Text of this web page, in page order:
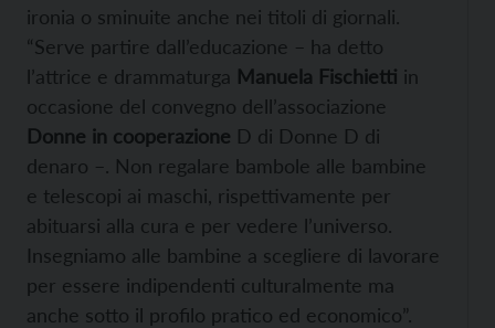
ironia o sminuite anche nei titoli di giornali.
“Serve partire dall’educazione – ha detto
l’attrice e drammaturga Manuela Fischietti in
occasione del convegno dell’associazione
Donne in cooperazione D di Donne D di
denaro –. Non regalare bambole alle bambine
e telescopi ai maschi, rispettivamente per
abituarsi alla cura e per vedere l’universo.
Insegniamo alle bambine a scegliere di lavorare
per essere indipendenti culturalmente ma
anche sotto il profilo pratico ed economico”.